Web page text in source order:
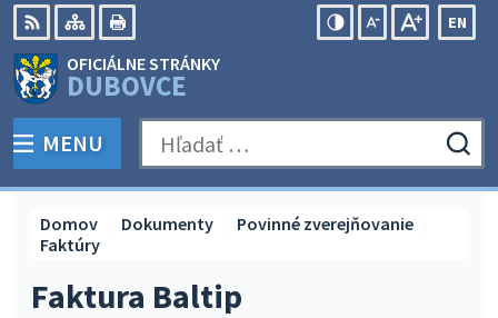
Preskočiť
na
obsah
RSS Mapa
EN
OFICIÁLNE STRÁNKY
DUBOVCE
PREPNÚŤ
MENU Hľadať:
Faktura Baltip
Domov Dokumenty
Povinné zverejňovanie
Faktúry